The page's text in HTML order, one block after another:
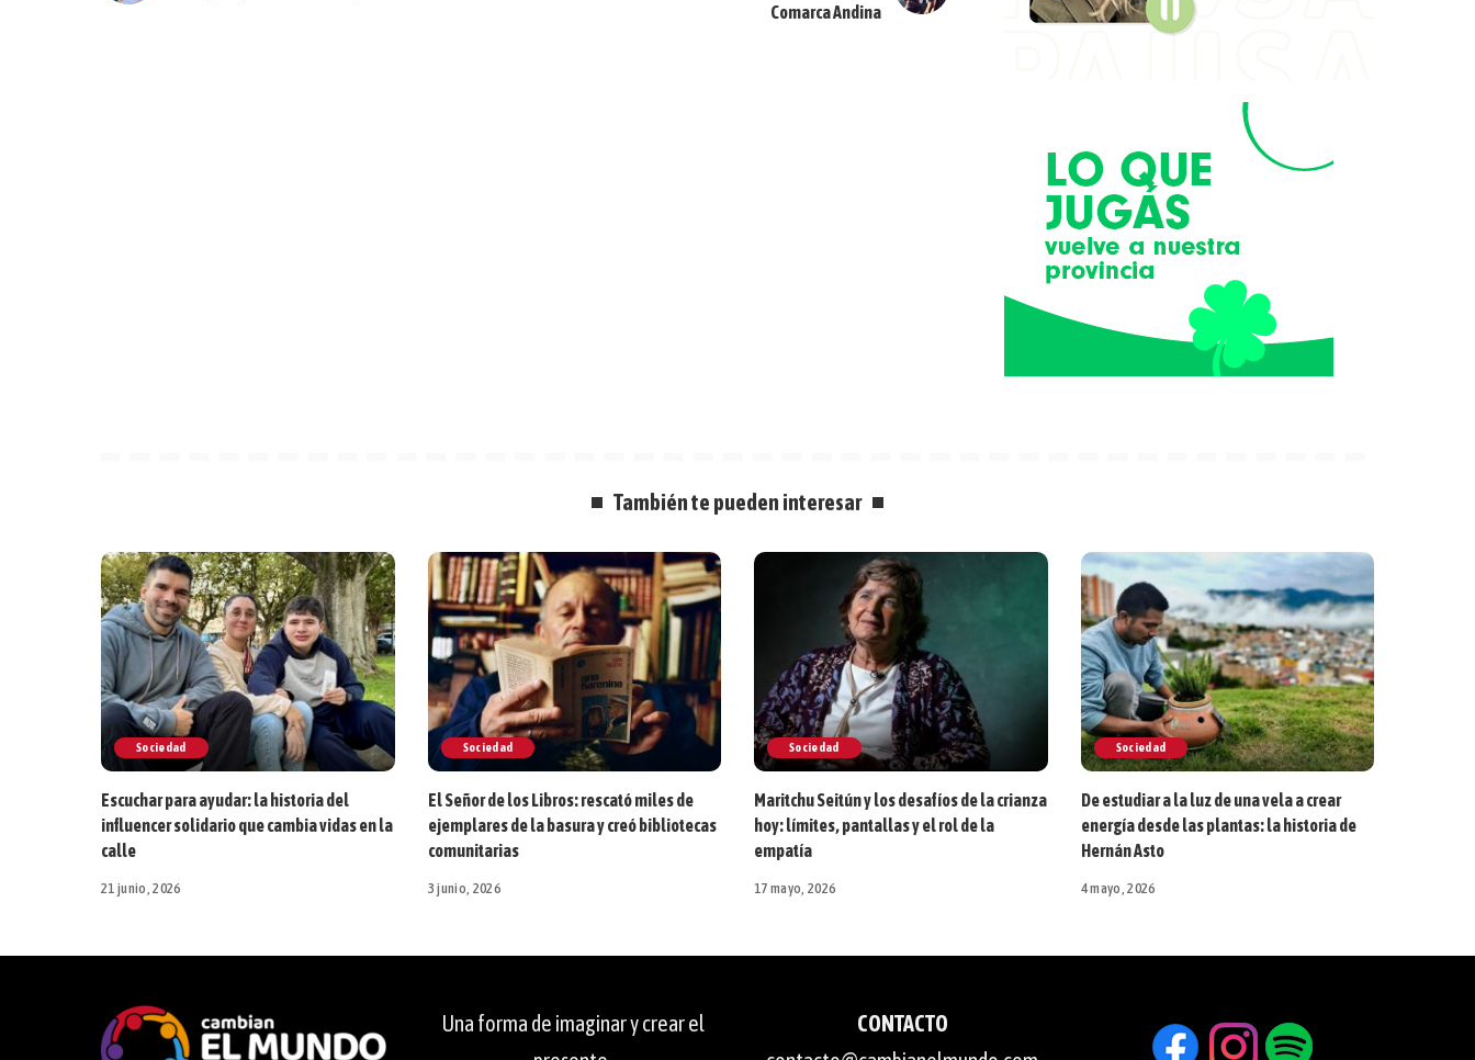
Comarca Andina
También te pueden interesar
Sociedad
Escuchar para ayudar: la historia del
influencer solidario que cambia vidas en la
calle
21 junio, 2026
Sociedad
El Señor de los Libros: rescató miles de
ejemplares de la basura y creó bibliotecas
comunitarias
3 junio, 2026
Sociedad
Maritchu Seitún y los desafíos de la crianza
hoy: límites, pantallas y el rol de la
empatía
17 mayo, 2026
Sociedad
De estudiar a la luz de una vela a crear
energía desde las plantas: la historia de
Hernán Asto
4 mayo, 2026
Una forma de imaginar y crear el
CONTACTO